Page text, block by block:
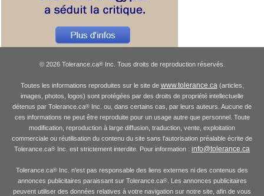
© 2026 Tolerance.ca®Inc. Tous droits de reproduction réservés.
Toutes les informations reproduites sur le site de www.tolerance.ca (articles,
images, photos, logos) sont protégées par des droits de propriété intellectuelle
détenus par Tolerance.ca® Inc. ou, dans certains cas, par leurs auteurs. Aucune de
ces informations ne peut être reproduite pour un usage autre que personnel. Toute
modification, reproduction à large diffusion, traduction, vente, exploitation
commerciale ou réutilisation du contenu du site sans l'autorisation préalable écrite de
Tolerance.ca® Inc. est strictement interdite. Pour information : info@tolerance.ca
Tolerance.ca® Inc. n'est pas responsable des liens externes ni des contenus des
annonces publicitaires paraissant sur Tolerance.ca®. Les annonces publicitaires
peuvent utiliser des données relatives à votre navigation sur notre site, afin de vous